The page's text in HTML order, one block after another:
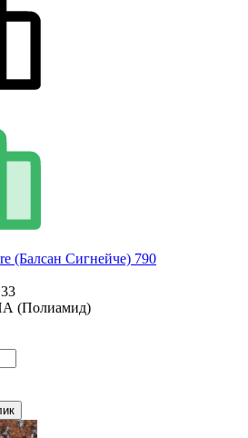
(Балсан Сигнейче) 790
33
(Полиамид)